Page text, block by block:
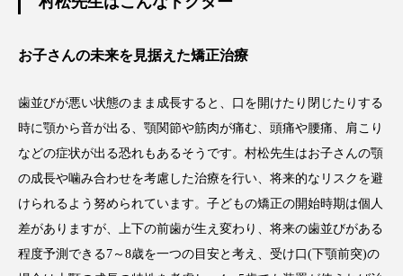
お子さんの未来を見据えた矯正治療
歯並びが悪い状態のまま成長すると、口を開けたり閉じたりする
時に顎から音が出る、顎関節や筋肉が痛む、頭痛や腰痛、肩こり
などの症状が出る恐れもあるそうです。村松先生はお子さんの顎
の成長や噛み合わせを考慮した治療を行い、将来的なリスクを避
けられるよう努められています。子どもの矯正の開始時期は個人
差がありますが、上下の前歯が生え変わり、将来の歯並びがある
程度予測できる7～8歳を一つの目安と考え、受け口(下顎前突)の